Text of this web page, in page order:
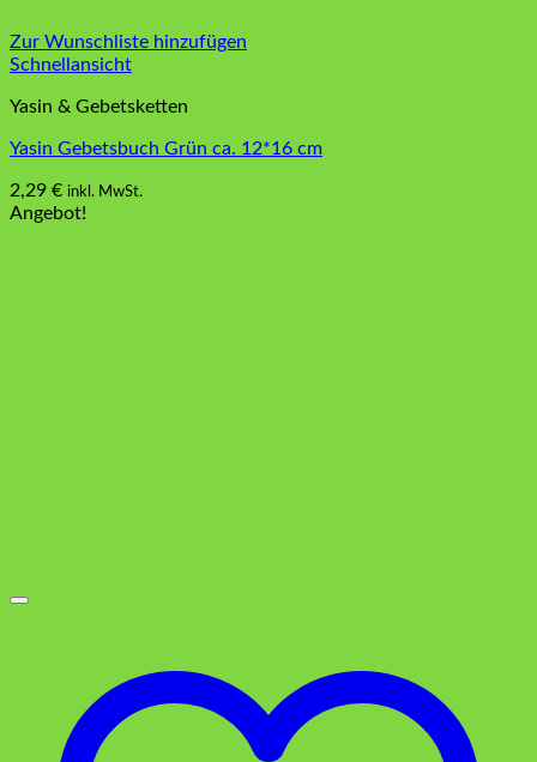
Zur Wunschliste hinzufügen
Schnellansicht
Yasin & Gebetsketten
Yasin Gebetsbuch Grün ca. 12*16 cm
2,29 € inkl. MwSt.
Angebot!